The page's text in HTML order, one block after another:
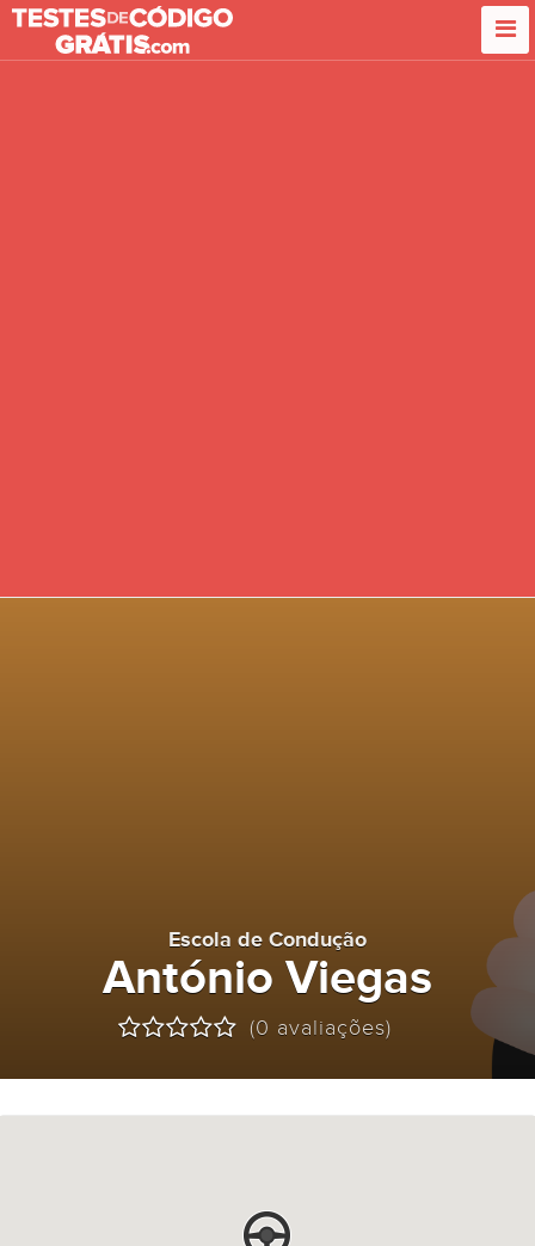
Escola de Condução
António Viegas
(0 avaliações)